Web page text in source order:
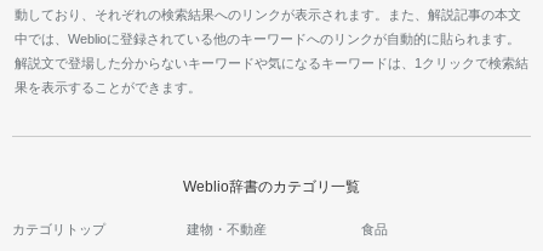
動しており、それぞれの検索結果へのリンクが表示されます。また、解説記事の本文
中では、Weblioに登録されている他のキーワードへのリンクが自動的に貼られます。
解説文で登場した分からないキーワードや気になるキーワードは、1クリックで検索結
果を表示することができます。
Weblio辞書のカテゴリ一覧
カテゴリトップ 建物・不動産 食品